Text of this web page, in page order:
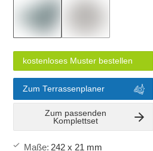
kostenloses Muster bestellen
Zum Terrassenplaner
Zum passenden
Komplettset
Maße: 242 x 21 mm